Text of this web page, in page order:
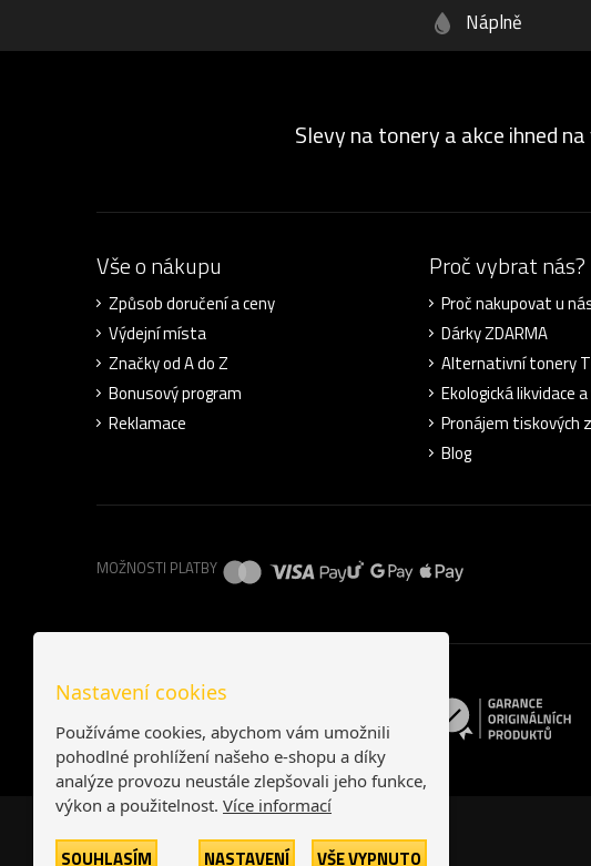
Náplně
Slevy na tonery a akce ihned
Vše o nákupu
Způsob doručení a ceny
Výdejní místa
Značky od A do Z
Bonusový program
Reklamace
Proč vybrat nás?
Proč nakupovat u
Dárky ZDARMA
Alternativní tonery
Ekologická likvidace
Pronájem tiskových
Blog
MOŽNOSTI PLATBY
Nastavení cookies
Používáme cookies, abychom vám umožnili
pohodlné prohlížení našeho e-shopu a díky
analýze provozu neustále zlepšovali jeho funkce,
výkon a použitelnost. Více informací
SOUHLASÍM NASTAVENÍ VŠE VYPNUTO